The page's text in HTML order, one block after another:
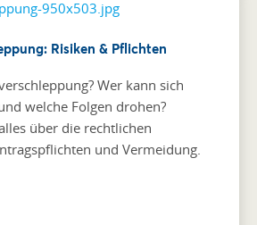
Risiken & Pflichten
Wer kann sich
welche Folgen drohen?
über die rechtlichen
und Vermeidung.